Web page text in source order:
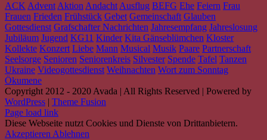
ACK Advent Aktion Andacht Ausflug BEFG Ehe Feiern Frau
Frauen Frieden Frühstück Gebet Gemeinschaft Glauben
Gottesdienst Grafschafter Nachrichten Jahresempfang Jahreslosung
Jubiläum Jugend KG11 Kinder Kita Gänseblümchen Kloster
Kollekte Konzert Liebe Mann Musical Musik Paare Partnerschaft
Seelsorge Senioren Seniorenkreis Silvester Spende Tafel Tanzen
Ukraine Videogottesdienst Weihnachten Wort zum Sonntag
Ökumene
Copyright 2012 - 2020 Avada | All Rights Reserved | Powered by
WordPress | Theme Fusion
Facebook
Instagram
YouTube
Spotify
E-
Mail
PayPal
Page load link
Diese Webseite nutzt Cookies und Dienste von Drittanbietern.
Akzeptieren Ablehnen